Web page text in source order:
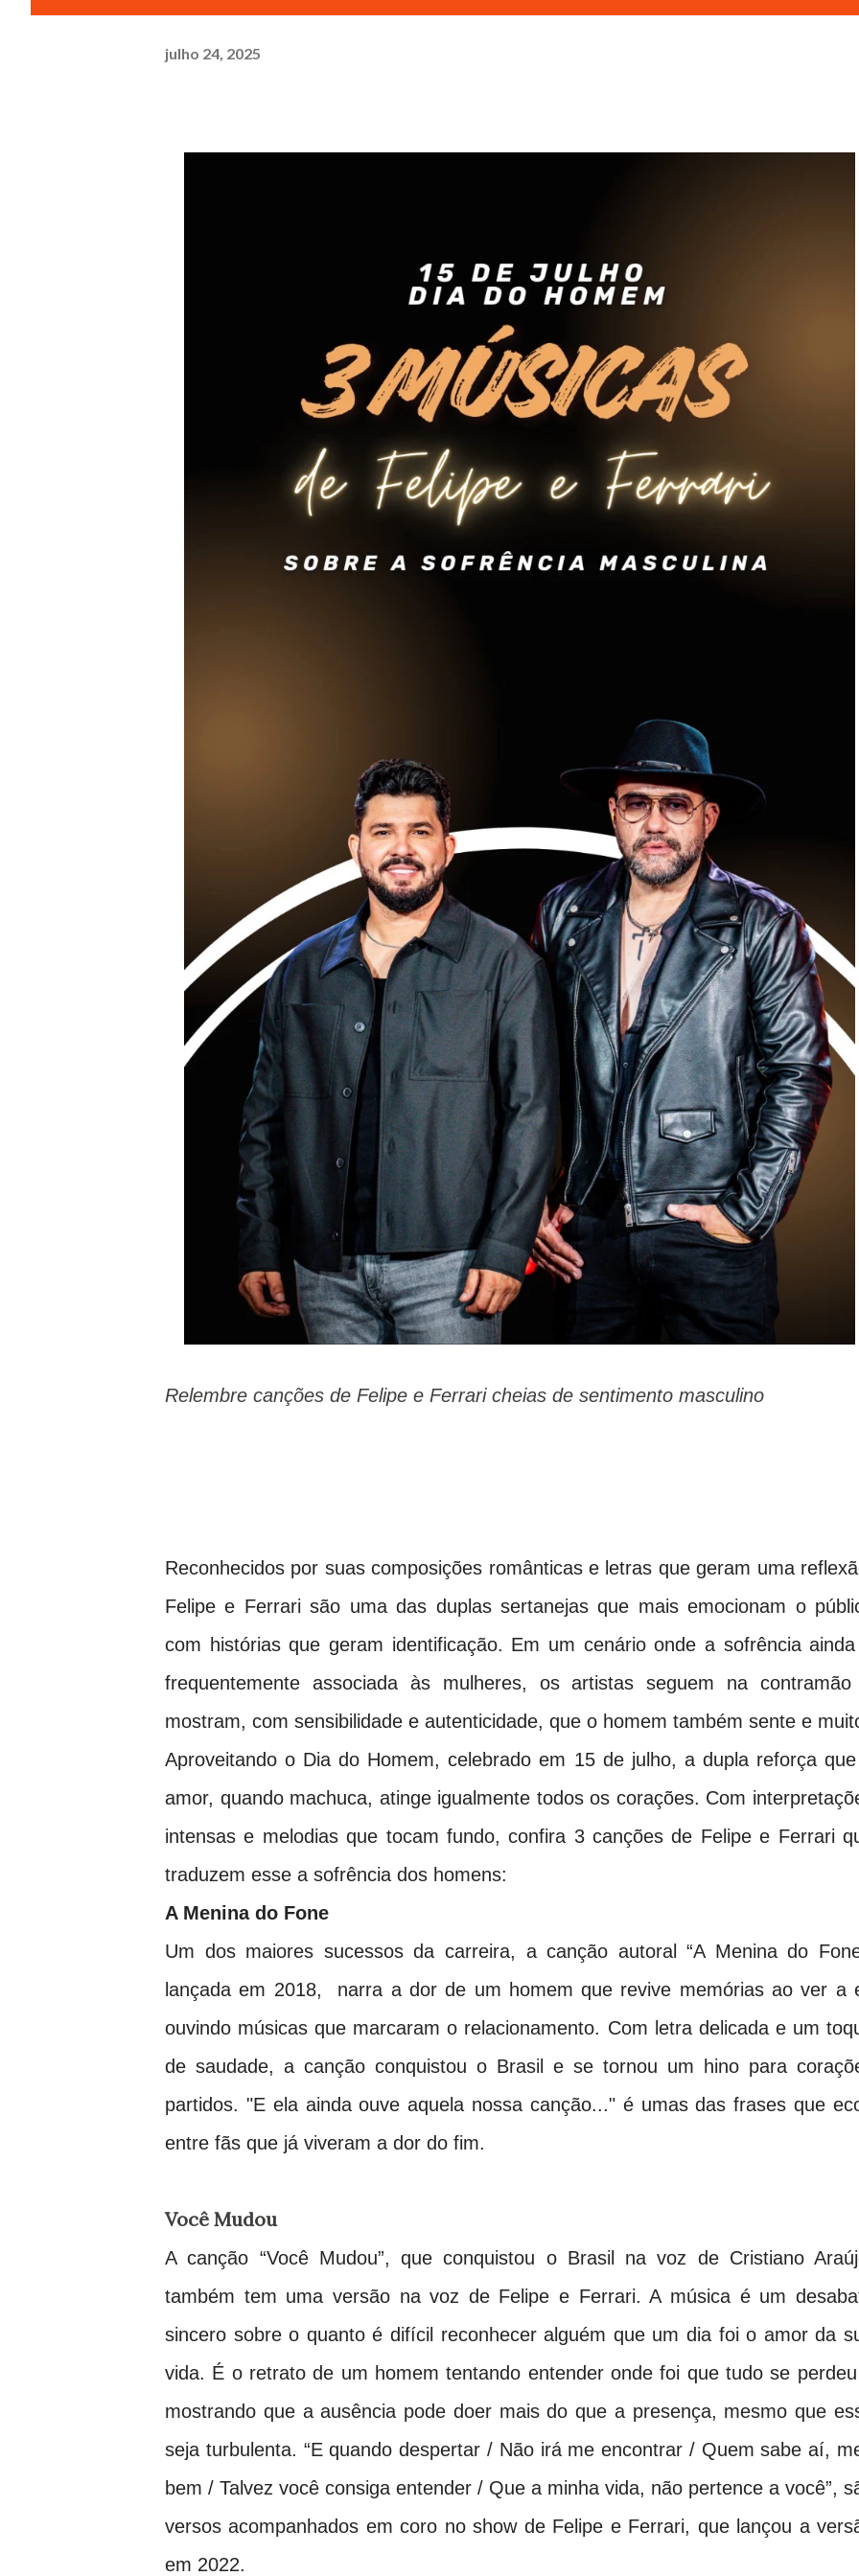
julho 24, 2025
Relembre canções de Felipe e Ferrari cheias de sentimento masculino
Reconhecidos por suas composições românticas e letras que geram uma
Felipe e Ferrari são uma das duplas sertanejas que mais emocionam o
com histórias que geram identificação. Em um cenário onde a sofrência
frequentemente associada às mulheres, os artistas seguem na
mostram, com sensibilidade e autenticidade, que o homem também sente e
Aproveitando o Dia do Homem, celebrado em 15 de julho, a dupla reforça
amor, quando machuca, atinge igualmente todos os corações. Com
intensas e melodias que tocam fundo, confira 3 canções de Felipe e Ferrari
traduzem esse a sofrência dos homens:
A Menina do Fone
Um dos maiores sucessos da carreira, a canção autoral “A Menina do
lançada em 2018, narra a dor de um homem que revive memórias ao ver a
ouvindo músicas que marcaram o relacionamento. Com letra delicada e um
de saudade, a canção conquistou o Brasil e se tornou um hino para
partidos. "E ela ainda ouve aquela nossa canção..." é umas das frases que
entre fãs que já viveram a dor do fim.
Você Mudou
A canção “Você Mudou”, que conquistou o Brasil na voz de Cristiano
também tem uma versão na voz de Felipe e Ferrari. A música é um
sincero sobre o quanto é difícil reconhecer alguém que um dia foi o amor da
vida. É o retrato de um homem tentando entender onde foi que tudo se
mostrando que a ausência pode doer mais do que a presença, mesmo que
seja turbulenta. “E quando despertar / Não irá me encontrar / Quem sabe aí,
bem / Talvez você consiga entender / Que a minha vida, não pertence a você”,
versos acompanhados em coro no show de Felipe e Ferrari, que lançou a
em 2022.